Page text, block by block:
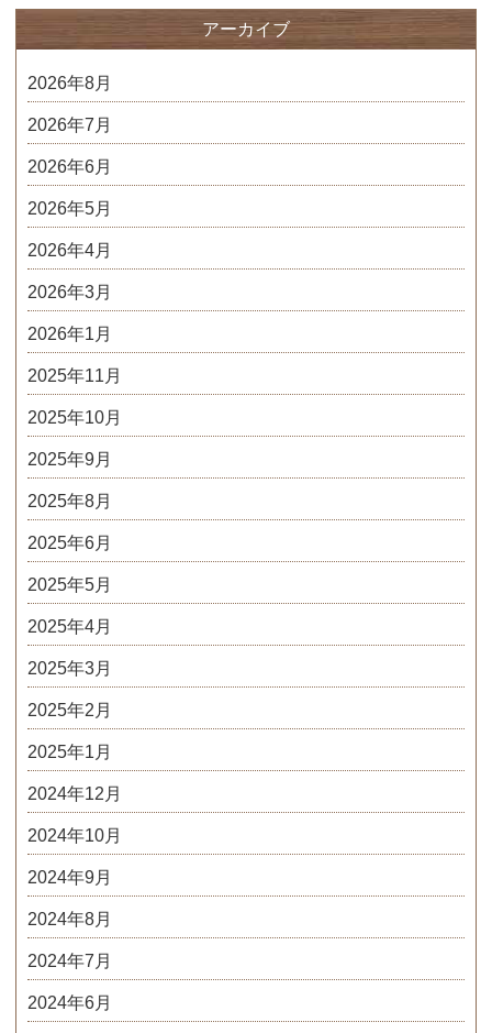
アーカイブ
2026年8月
2026年7月
2026年6月
2026年5月
2026年4月
2026年3月
2026年1月
2025年11月
2025年10月
2025年9月
2025年8月
2025年6月
2025年5月
2025年4月
2025年3月
2025年2月
2025年1月
2024年12月
2024年10月
2024年9月
2024年8月
2024年7月
2024年6月